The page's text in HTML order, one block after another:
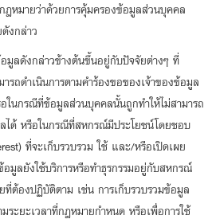
หมายว่าด้วยการคุ้มครองข้อมูลส่วนบุคคล
งกล่าว
มูลดังกล่าวข้างต้นขึ้นอยู่กับปัจจัยต่างๆ ที่
รถดำเนินการตามคำร้องขอของเจ้าของข้อมูล
นกรณีที่ข้อมูลส่วนบุคคลนั้นถูกทำให้ไม่สามารถ
ได้ หรือในกรณีที่สหกรณ์มีประโยชน์โดยชอบ
ที่จะเก็บรวบรวม ใช้ และ/หรือเปิดเผย
มูลยังใช้บริการหรือทำธุรกรรมอยู่กับสหกรณ์
ต้องปฏิบัติตาม เช่น การเก็บรวบรวมข้อมูล
ะยะเวลาที่กฎหมายกำหนด หรือเพื่อการใช้